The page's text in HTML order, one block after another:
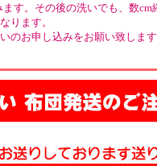
す。その後の洗いでも、数cm
ります。
のお申し込みをお願い致します